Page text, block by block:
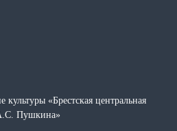
культуры «Брестская центральная
Пушкина»